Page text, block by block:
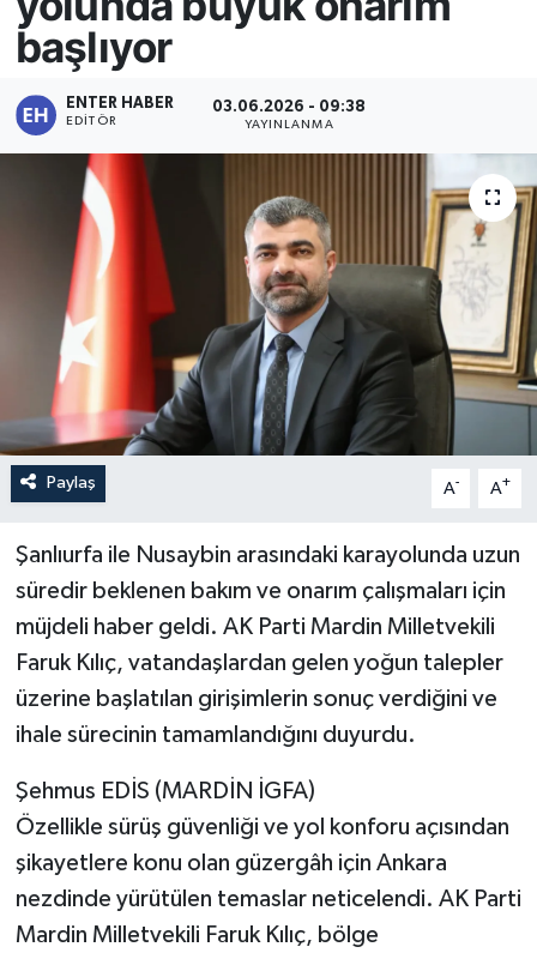
başlıyor
ENTER HABER
EDITÖR
03.06.2026 - 09:38
YAYINLANMA
Paylaş A- A+
Şanlıurfa ile Nusaybin arasındaki karayolunda uzun
süredir beklenen bakım ve onarım çalışmaları için
müjdeli haber geldi. AK Parti Mardin Milletvekili
Faruk Kılıç, vatandaşlardan gelen yoğun talepler
üzerine başlatılan girişimlerin sonuç verdiğini ve
ihale sürecinin tamamlandığını duyurdu.
Şehmus EDİS (MARDİN İGFA)
Özellikle sürüş güvenliği ve yol konforu açısından
şikayetlere konu olan güzergâh için Ankara
nezdinde yürütülen temaslar neticelendi. AK Parti
Mardin Milletvekili Faruk Kılıç, bölge